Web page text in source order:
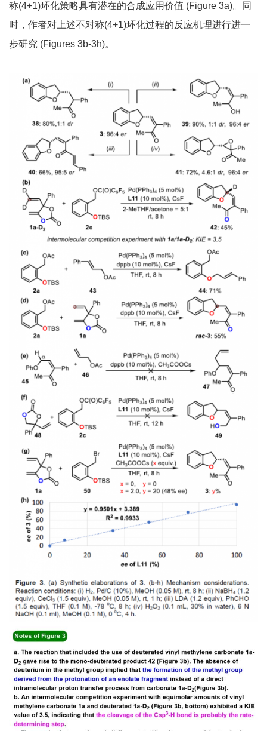
称(4+1)环化策略具有潜在的合成应用价值 (Figure 3a)。同
时，作者对上述不对称(4+1)环化过程的反应机理进行进一
步研究 (Figures 3b-3h)。